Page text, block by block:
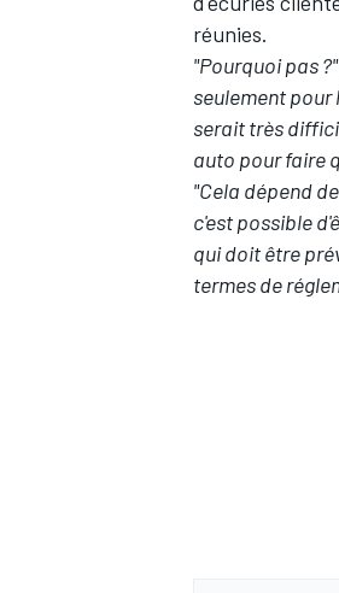
AUTRES
réunies.
"Pourquoi pas ?"
seulement pour
serait très
auto pour faire
"Cela dépend
c'est possible
qui doit être
termes de